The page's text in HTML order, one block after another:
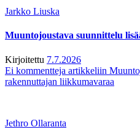
Jarkko Liuska
Muuntojoustava suunnittelu
Kirjoitettu 7.7.2026
Ei kommentteja artikkeliin
rakennuttajan liikkumavaraa
Jethro Ollaranta